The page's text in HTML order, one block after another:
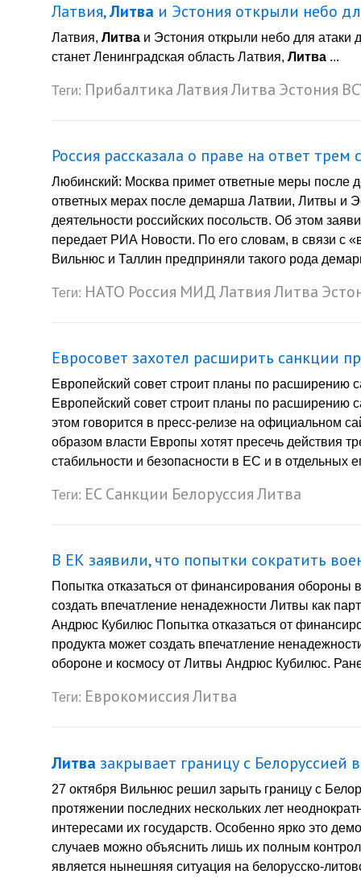
Латвия,Литва и Эстония открыли небо
Латвия, Литва и Эстония открыли небо для атаки
станет Ленинградская область Латвия, Литва ...
Теги: ПрибалтикаЛатвияЛитва Эстония
Россия рассказала о праве на ответ
Любинский: Москва примет ответные меры
ответных мерах после демарша Латвии, Литвы и
деятельности российских посольств. Об этом
передает РИА Новости. По его словам, в связи с
Вильнюс и Таллин предприняли такого рода
Теги: НАТО Россия МИДЛатвияЛитва
Евросовет захотел расширить санкции
Европейский совет строит планы по расширению
Европейский совет строит планы по расширению
этом говорится в пресс-релизе на официальном
образом власти Европы хотят пресечь действия
стабильности и безопасности в ЕС и в отдельных
Теги: ЕС Санкции БелоруссияЛитва
В ЕК заявили, что попытки сократить
Попытка отказаться от финансирования обороны
создать впечатление ненадежности Литвы как
Андрюс Кубилюс Попытка отказаться от
продукта может создать впечатление
обороне и космосу от Литвы Андрюс Кубилюс.
Теги: ЕврокомиссияЛитва
Литва закрывает границу с Белоруссией
27 октября Вильнюс решил зарыть границу с
протяжении последних нескольких лет
интересами их государств. Особенно ярко это
случаев можно объяснить лишь их полным
является нынешняя ситуация на белорусско-